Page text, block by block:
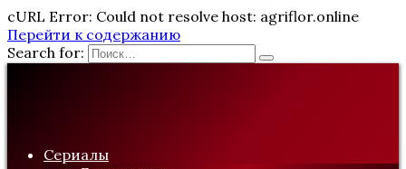
cURL Error: Could not resolve host: agriflor.online
Перейти к содержанию
Search for:
Сериалы